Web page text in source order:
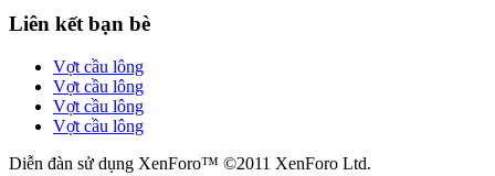
Liên kết bạn bè
Vợt cầu lông
Vợt cầu lông
Vợt cầu lông
Vợt cầu lông
Diễn đàn sử dụng XenForo™ ©2011 XenForo Ltd.